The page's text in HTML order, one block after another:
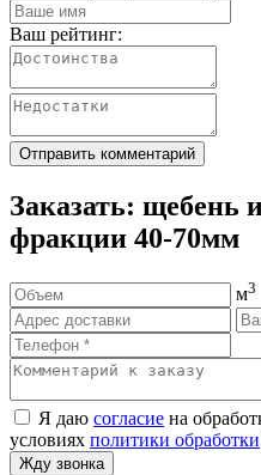
Ваш рейтинг:
Отправить комментарий
Заказать: щебень
фракции 40-70мм
м3
Я даю согласие на
условиях политики обработки
Жду звонка